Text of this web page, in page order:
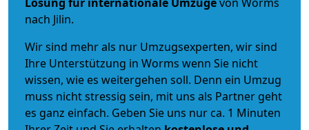
nach Jilin.
Wir sind mehr als nur Umzugsexperten, wir sind
Ihre Unterstützung in Worms wenn Sie nicht
wissen, wie es weitergehen soll. Denn ein Umzug
muss nicht stressig sein, mit uns als Partner geht
es ganz einfach. Geben Sie uns nur ca. 1 Minuten